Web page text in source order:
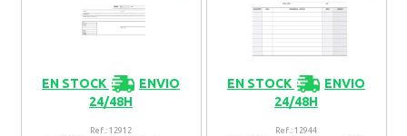
EN STOCK
ENVIO
24/48H
Ref.: 12912
EN STOCK
ENVIO
24/48H
Ref.: 12944